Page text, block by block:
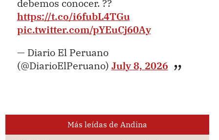
debemos conocer. ??
https://t.co/i6fubL4TGu
pic.twitter.com/pYEuCj60Ay
— Diario El Peruano
(@DiarioElPeruano) July 8, 2026
Más leídas de Andina